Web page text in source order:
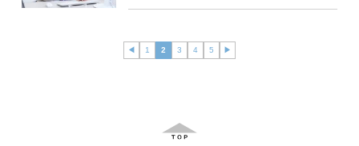
◀︎ 1 2 3 4 5 ▶︎